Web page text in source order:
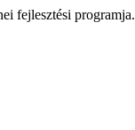
fejlesztési programja.